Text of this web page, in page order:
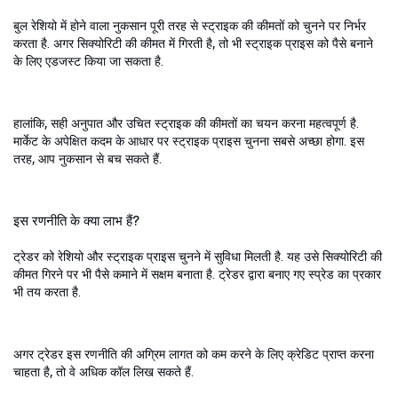
बुल रेशियो में होने वाला नुकसान पूरी तरह से स्ट्राइक की कीमतों को चुनने पर निर्भर
करता है. अगर सिक्योरिटी की कीमत में गिरती है, तो भी स्ट्राइक प्राइस को पैसे बनाने
के लिए एडजस्ट किया जा सकता है.
हालांकि, सही अनुपात और उचित स्ट्राइक की कीमतों का चयन करना महत्वपूर्ण है.
मार्केट के अपेक्षित कदम के आधार पर स्ट्राइक प्राइस चुनना सबसे अच्छा होगा. इस
तरह, आप नुकसान से बच सकते हैं.
इस रणनीति के क्या लाभ हैं?
ट्रेडर को रेशियो और स्ट्राइक प्राइस चुनने में सुविधा मिलती है. यह उसे सिक्योरिटी की
कीमत गिरने पर भी पैसे कमाने में सक्षम बनाता है. ट्रेडर द्वारा बनाए गए स्प्रेड का प्रकार
भी तय करता है.
अगर ट्रेडर इस रणनीति की अग्रिम लागत को कम करने के लिए क्रेडिट प्राप्त करना
चाहता है, तो वे अधिक कॉल लिख सकते हैं.